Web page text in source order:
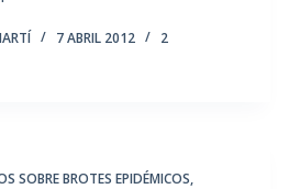
7 ABRIL 2012
2
SOBRE BROTES EPIDÉMICOS,